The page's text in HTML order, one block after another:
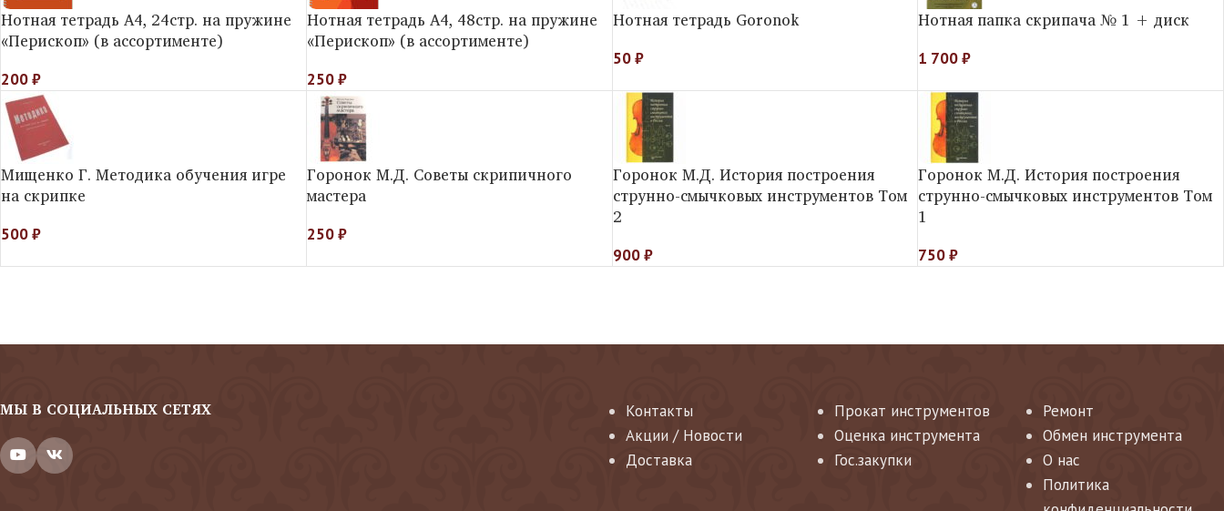
Нотная тетрадь А4, 24стр. на пружине
«Перископ» (в ассортименте)
200₽
Нотная тетрадь А4, 48стр. на пружине
«Перископ» (в ассортименте)
250₽
Нотная тетрадь Goronok
50₽
Нотная папка скрипача № 1 + диск
1 700₽
Мищенко Г. Методика обучения игре
на скрипке
500₽
Горонок М.Д. Советы скрипичного
мастера
250₽
Горонок М.Д. История построения
струнно-смычковых инструментов Том
2
900₽
Горонок М.Д. История построения
струнно-смычковых инструментов Том
1
750₽
МЫ В СОЦИАЛЬНЫХ СЕТЯХ
Контакты
Акции / Новости
Доставка
Прокат инструментов
Оценка инструмента
Гос.закупки
Ремонт
Обмен инструмента
О нас
Политика